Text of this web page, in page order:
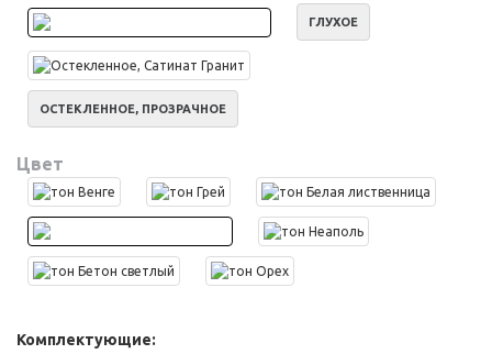
ГЛУХОЕ
ОСТЕКЛЕННОЕ, ПРОЗРАЧНОЕ
Цвет
Комплектующие: